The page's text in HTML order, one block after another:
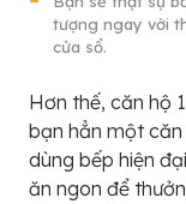
tượng ngay với
cửa sổ.
Hơn thế, căn hộ
bạn hẳn một
dùng bếp hiện
ăn ngon để